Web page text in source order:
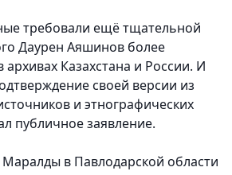
требовали ещё тщательной
Даурен Аяшинов более
архивах Казахстана и России. И
своей версии из
и этнографических
публичное заявление.
Маралды в Павлодарской области